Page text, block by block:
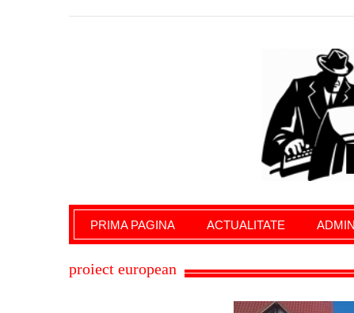
Giurgiu Pe Surse – actualitate giurgiu,
PRIMA PAGINA ACTUALITATE
proiect european